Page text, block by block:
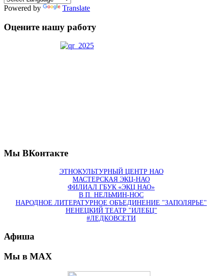
Powered by Translate
Оцените нашу работу
Мы ВКонтакте
ЭТНОКУЛЬТУРНЫЙ ЦЕНТР НАО
МАСТЕРСКАЯ ЭКЦ-НАО
ФИЛИАЛ ГБУК «ЭКЦ НАО»
В П. НЕЛЬМИН-НОС
НАРОДНОЕ ЛИТЕРАТУРНОЕ ОБЪЕДИНЕНИЕ "ЗАПОЛЯРЬЕ"
НЕНЕЦКИЙ ТЕАТР "ИЛЕБЦ"
#ЛЕДКОВСЕТИ
Афиша
Мы в MAX